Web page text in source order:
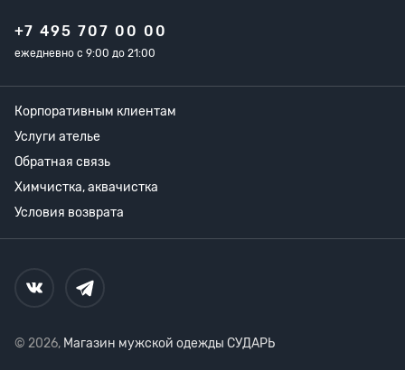
+7 495 707 00 00
ежедневно с 9:00 до 21:00
Корпоративным клиентам
Услуги ателье
Обратная связь
Химчистка, аквачистка
Условия возврата
© 2026, Магазин мужской одежды СУДАРЬ